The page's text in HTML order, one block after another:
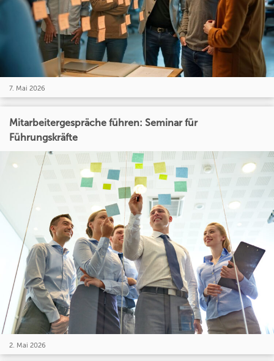
7. Mai 2026
Mitarbeitergespräche führen: Seminar für
Führungskräfte
2. Mai 2026